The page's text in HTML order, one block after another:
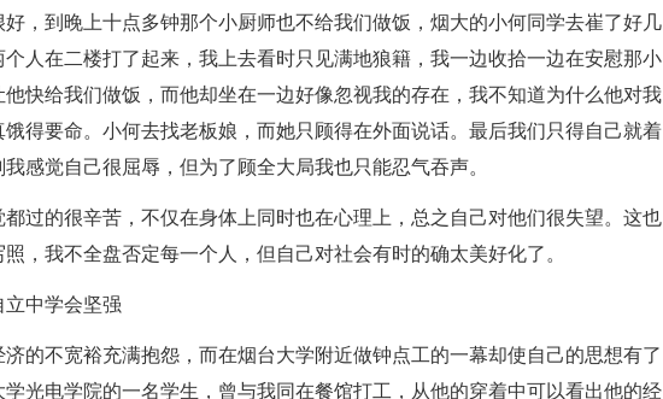
到晚上十点多钟那个小厨师也不给我们做饭，烟大的小何同学去崔了好几
人在二楼打了起来，我上去看时只见满地狼籍，我一边收拾一边在安慰那小
快给我们做饭，而他却坐在一边好像忽视我的存在，我不知道为什么他对我
得要命。小何去找老板娘，而她只顾得在外面说话。最后我们只得自己就着
感觉自己很屈辱，但为了顾全大局我也只能忍气吞声。
的很辛苦，不仅在身体上同时也在心理上，总之自己对他们很失望。这也
，我不全盘否定每一个人，但自己对社会有时的确太美好化了。
中学会坚强
不宽裕充满抱怨，而在烟台大学附近做钟点工的一幕却使自己的思想有了
光电学院的一名学生，曾与我同在餐馆打工，从他的穿着中可以看出他的经